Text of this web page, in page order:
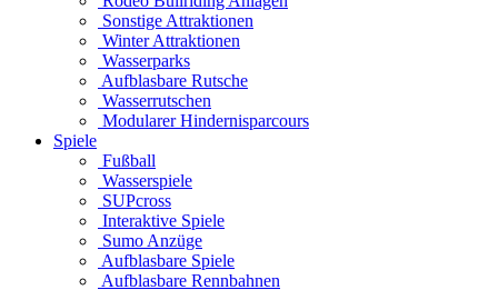
Sonstige Attraktionen
Winter Attraktionen
Wasserparks
Aufblasbare Rutsche
Wasserrutschen
Modularer Hindernisparcours
Spiele
Fußball
Wasserspiele
SUPcross
Interaktive Spiele
Sumo Anzüge
Aufblasbare Spiele
Aufblasbare Rennbahnen